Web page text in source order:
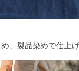
、製品染めで仕上